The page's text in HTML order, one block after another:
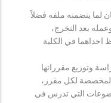
يتضمنه ملفه فضلاً
بعد التخرج،
في الكلية
وتوزيع مقرراتها
لكل مقرر،
التي تدرس في